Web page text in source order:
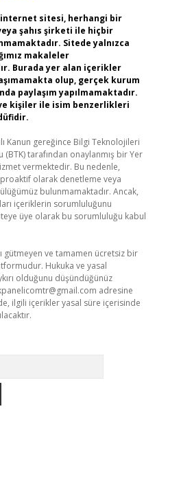
internet sitesi, herhangi bir
şahıs şirketi ile hiçbir
Sitede yalnızca
makaleler
Burada yer alan içerikler
olup, gerçek kurum
paylaşım yapılmamaktadır.
kişiler ile isim benzerlikleri
Kanun gereğince Bilgi Teknolojileri
(BTK) tarafından onaylanmış bir Yer
vermektedir. Bu nedenle,
olarak denetleme veya
bulunmamaktadır. Ancak,
içeriklerin sorumluluğunu
üye olarak bu sorumluluğu kabul
gütmeyen ve tamamen ücretsiz bir
Hukuka ve yasal
olduğunu düşündüğünüz
adresine
ilgili içerikler yasal süre içerisinde